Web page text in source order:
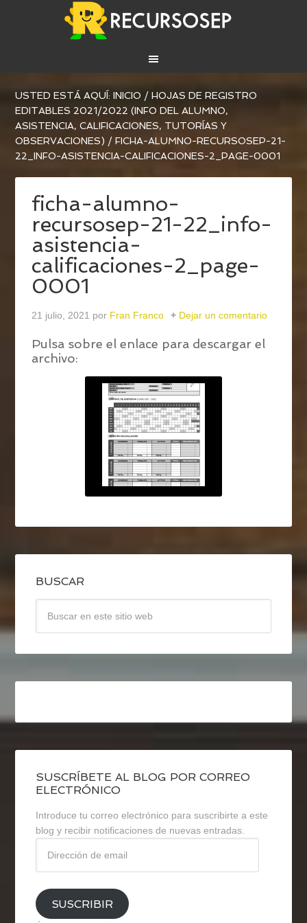
USTED ESTÁ AQUÍ:INICIO / HOJAS DE REGISTRO
EDITABLES 2021/2022 (INFO DEL ALUMNO,
ASISTENCIA, CALIFICACIONES, TUTORÍAS Y
OBSERVACIONES) / FICHA-ALUMNO-RECURSOSEP-21-
22_INFO-ASISTENCIA-CALIFICACIONES-2_PAGE-0001
ficha-alumno-
recursosep-21-22_info-
asistencia-
calificaciones-2_page-
0001
21 julio, 2021 por Fran Franco Dejar un comentario
Pulsa sobre el enlace para descargar el
archivo:
BUSCAR
SUSCRÍBETE AL BLOG POR CORREO
ELECTRÓNICO
Introduce tu correo electrónico para suscribirte a este
blog y recibir notificaciones de nuevas entradas.
email
SUSCRIBIR